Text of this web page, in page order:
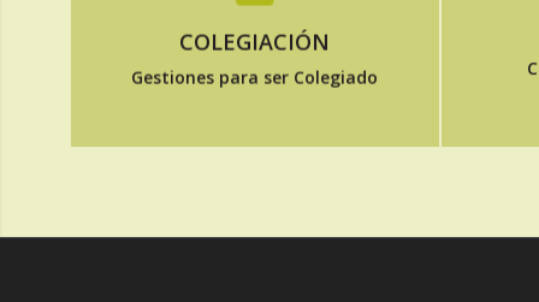
COLEGIACIÓN
Gestiones para ser Colegiado
Cómo y por qué colegiarse,
sociedades profesionales…